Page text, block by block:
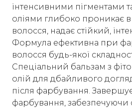
інтенсивними пігментами
оліями глибоко проникає в
волосся, надає стійкий,
Формула ефективна при
волосся будь-якої
Спеціальний бальзам з
олій для дбайливого
після фарбування.
фарбування, забезпечуючи